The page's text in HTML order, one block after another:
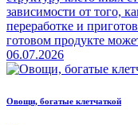
зависимости от того,
переработке и
готовом продукте
06.07.2026
Овощи, богатые клетчаткой